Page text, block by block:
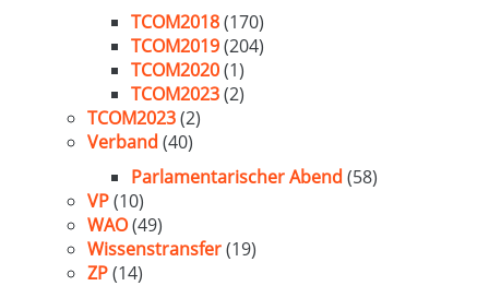
TCOM2018(170)
TCOM2019(204)
TCOM2020(1)
TCOM2023(2)
TCOM2023(2)
Verband (40)
Parlamentarischer Abend (58)
VP(10)
WAO(49)
Wissenstransfer(19)
ZP(14)